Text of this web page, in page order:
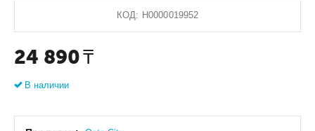
КОД: Н0000019952
24 890 ₸
В наличии